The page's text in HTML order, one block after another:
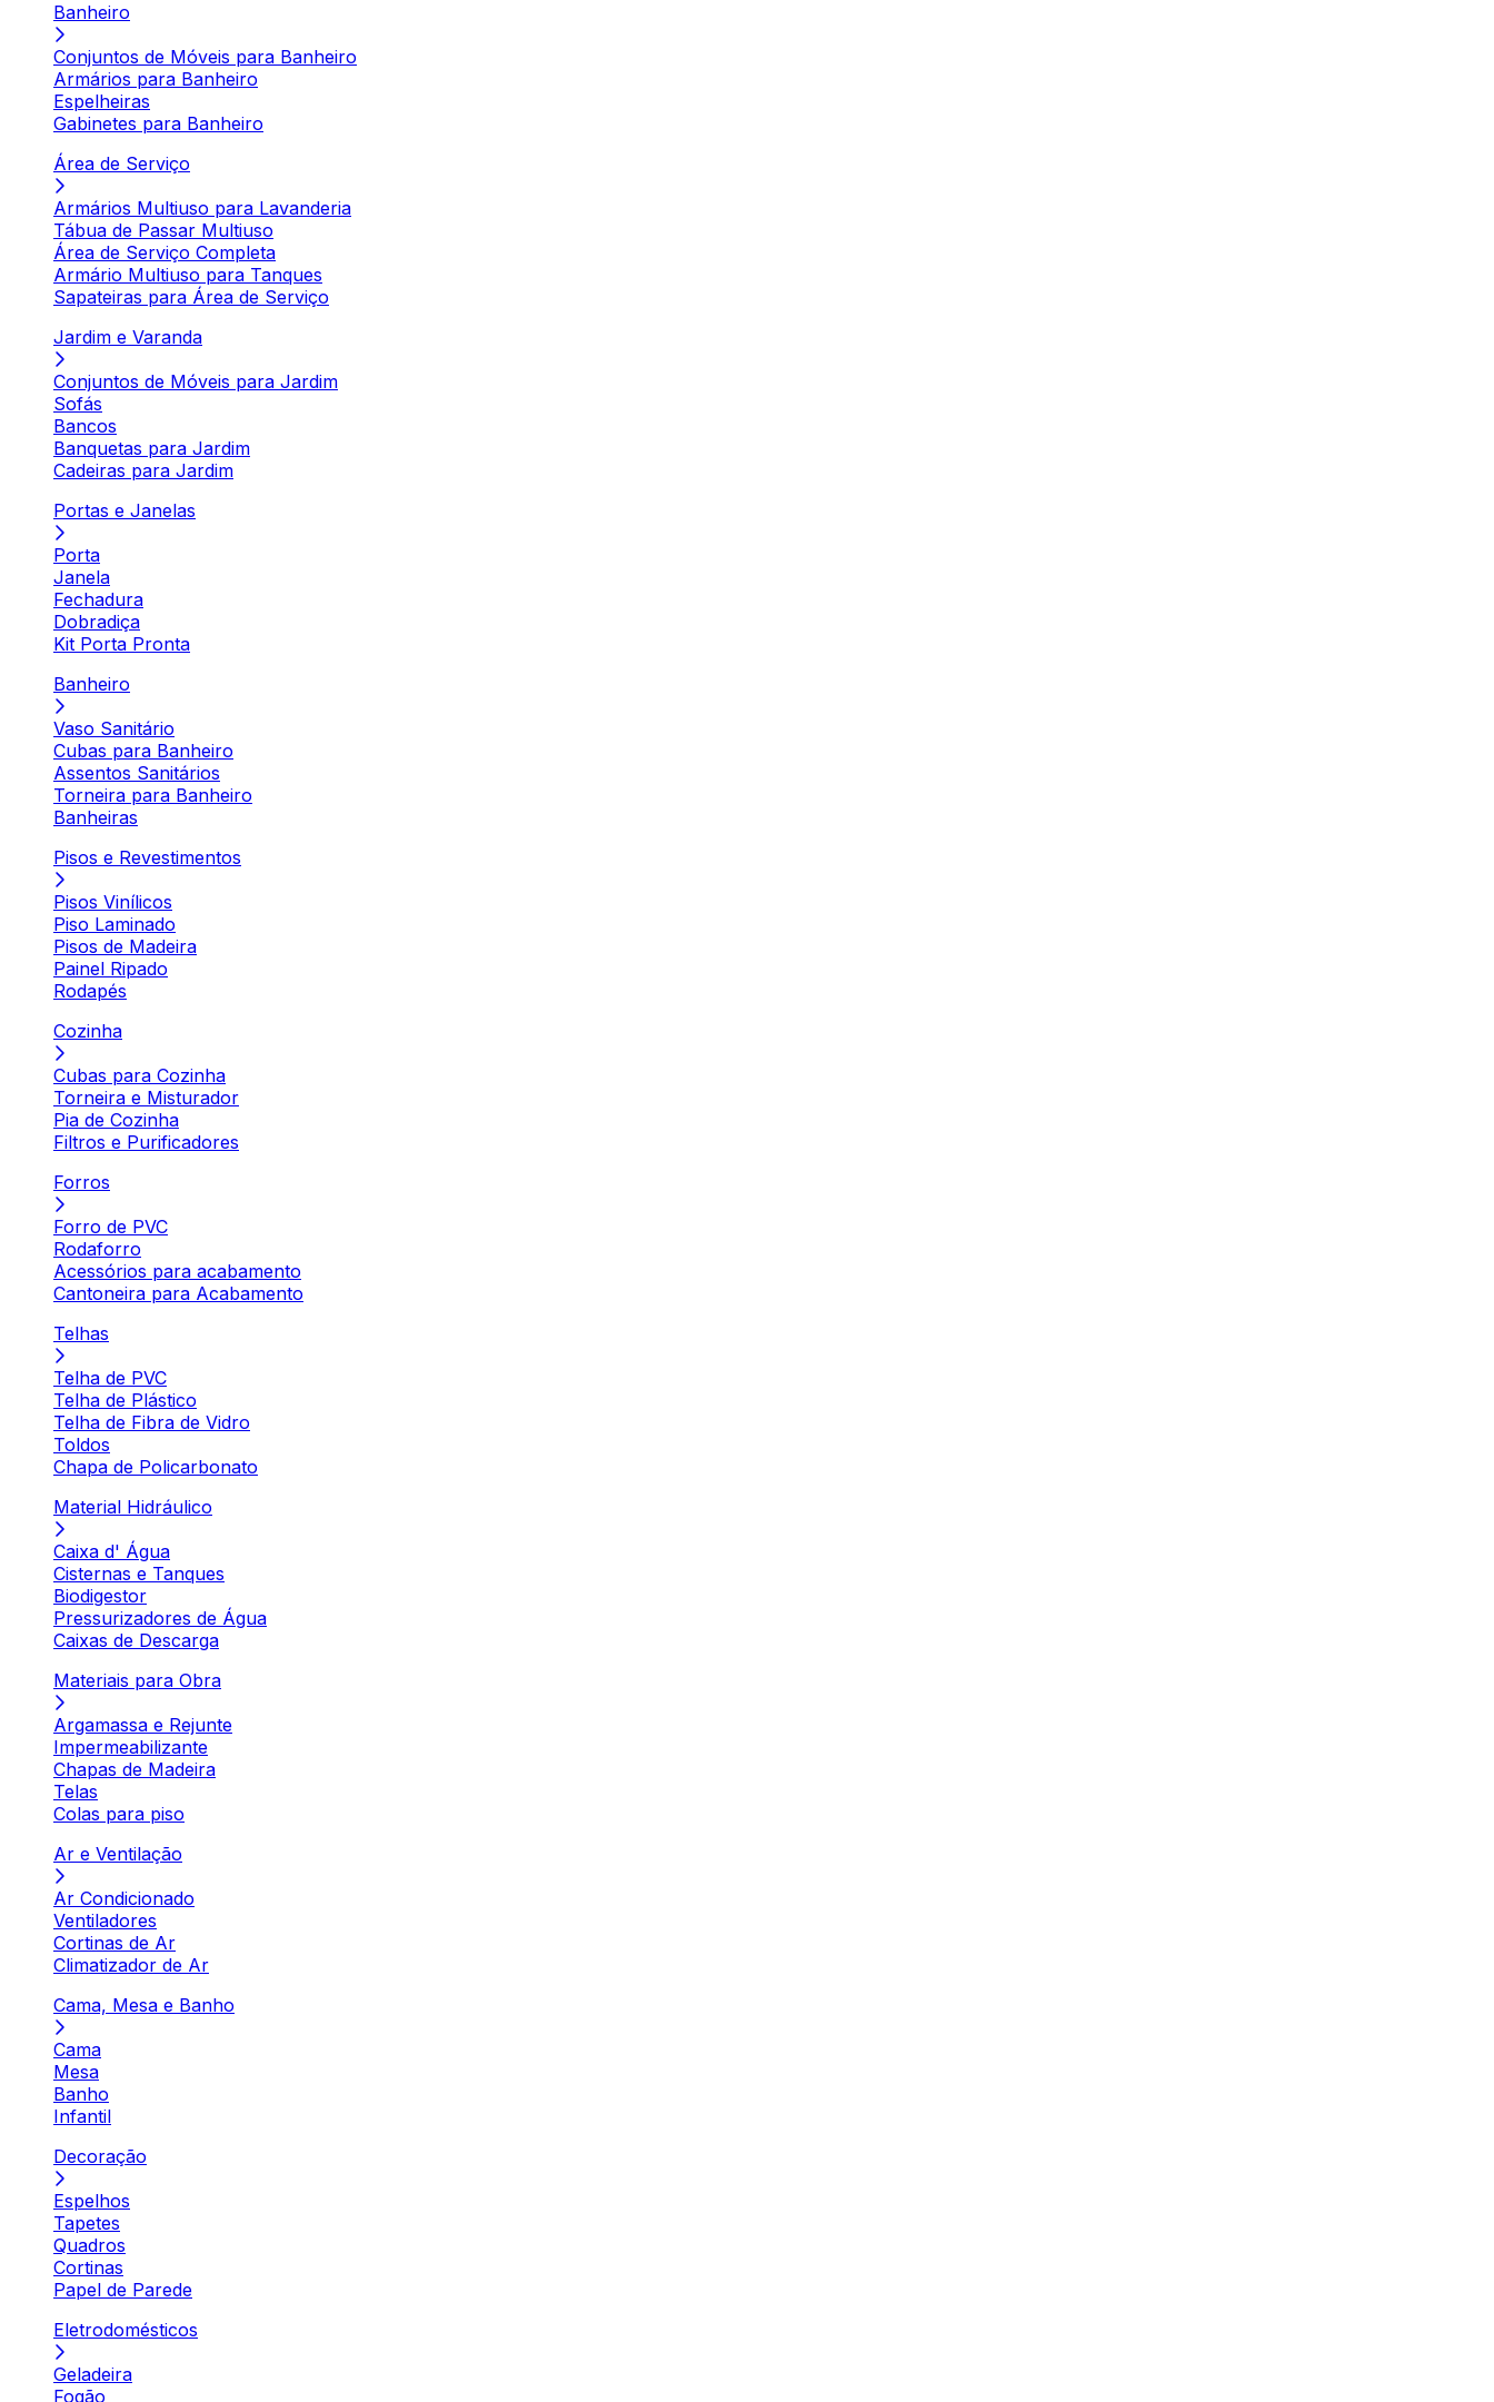
Banheiro
Conjuntos de Móveis para Banheiro
Armários para Banheiro
Espelheiras
Gabinetes para Banheiro
Área de Serviço
Armários Multiuso para Lavanderia
Tábua de Passar Multiuso
Área de Serviço Completa
Armário Multiuso para Tanques
Sapateiras para Área de Serviço
Jardim e Varanda
Conjuntos de Móveis para Jardim
Sofás
Bancos
Banquetas para Jardim
Cadeiras para Jardim
Portas e Janelas
Porta
Janela
Fechadura
Dobradiça
Kit Porta Pronta
Banheiro
Vaso Sanitário
Cubas para Banheiro
Assentos Sanitários
Torneira para Banheiro
Banheiras
Pisos e Revestimentos
Pisos Vinílicos
Piso Laminado
Pisos de Madeira
Painel Ripado
Rodapés
Cozinha
Cubas para Cozinha
Torneira e Misturador
Pia de Cozinha
Filtros e Purificadores
Forros
Forro de PVC
Rodaforro
Acessórios para acabamento
Cantoneira para Acabamento
Telhas
Telha de PVC
Telha de Plástico
Telha de Fibra de Vidro
Toldos
Chapa de Policarbonato
Material Hidráulico
Caixa d' Água
Cisternas e Tanques
Biodigestor
Pressurizadores de Água
Caixas de Descarga
Materiais para Obra
Argamassa e Rejunte
Impermeabilizante
Chapas de Madeira
Telas
Colas para piso
Ar e Ventilação
Ar Condicionado
Ventiladores
Cortinas de Ar
Climatizador de Ar
Cama, Mesa e Banho
Cama
Mesa
Banho
Infantil
Decoração
Espelhos
Tapetes
Quadros
Cortinas
Papel de Parede
Eletrodomésticos
Geladeira
Fogão